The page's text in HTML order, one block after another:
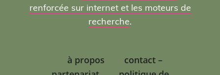
renforcée sur internet et les moteurs de
recherche.
à propos
contact –